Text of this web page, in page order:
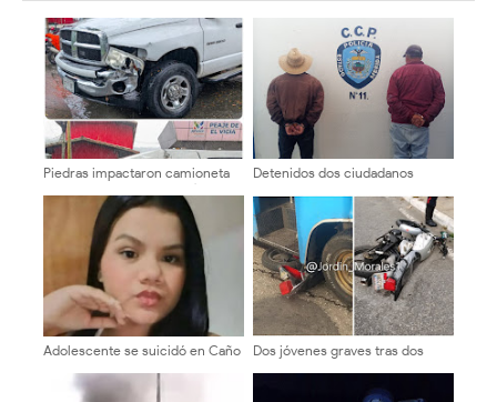
Piedras impactaron camioneta
en la Local 008 de El Vigía -
Detenidos dos ciudadanos
en el municipio Rangel
Adolescente se suicidó en Caño
Dos jóvenes graves tras dos